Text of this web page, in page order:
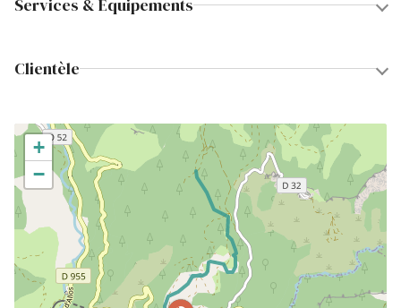
Services & Equipements
Clientèle
+
−